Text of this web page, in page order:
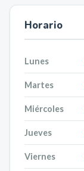
Horario
Lunes
Martes
Miércoles
Jueves
Viernes